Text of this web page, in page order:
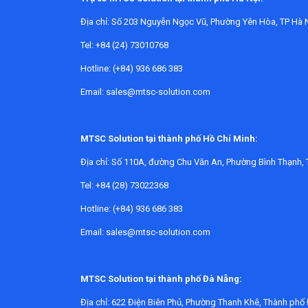
Trong khi đó, thước đo độ sâu cơ khí
hoặc
truyền thống và không muốn phụ thuộc vào
thực dụng.
Nếu công việc liên quan nhiều đến kiểm tra độ
Các tiêu chí quan trọng khi lựa
Yếu tố đầu tiên cần xem là dải đo. Với các ứng
thường xuyên đo lỗ sâu hoặc nhiều loại chi tiết
Tiếp theo là độ phân giải và độ chính xác. Hai
kích thước đế đo, độ ổn định khi tỳ lên bề mặt
có ẩm, bụi. Những điểm này không quyết định
Một số dòng sản phẩm tiêu biểu
Địa chỉ: Số 203 Nguyễn Ngọc Vũ, Phường Yên Hòa, TP Hà
Tel: +84 (24) 73010768
Hotline: (+84) 936 686 383
Email: sales@mtsc-solution.com
MTSC Solution tại thành phố Hồ Chí Minh:
Địa chỉ: Số 110A, đường Chu Văn An, Phường Bình Thạnh,
Tel: +84 (28) 73022368
Hotline: (+84) 936 686 383
Email: sales@mtsc-solution.com
MTSC Solution tại thành phố Đà Nẵng:
Địa chỉ: 622 Điện Biên Phủ, Phường Thanh Khê, Thành